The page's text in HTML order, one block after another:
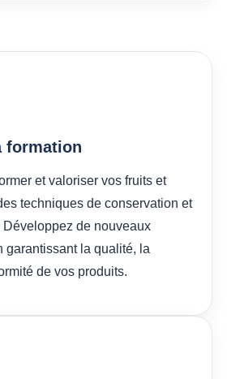
formation
et valoriser vos fruits et
techniques de conservation et
Développez de nouveaux
garantissant la qualité, la
de vos produits.